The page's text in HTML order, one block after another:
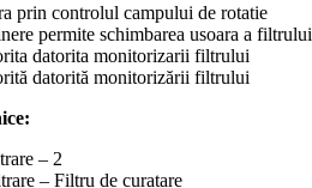
prin controlul campului de rotatie
permite schimbarea usoara a filtrului
datorita monitorizarii filtrului
datorită monitorizării filtrului
– 2
– Filtru de curatare